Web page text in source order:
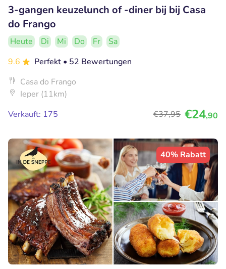
3-gangen keuzelunch of -diner bij bij Casa
do Frango
Heute Di Mi Do Fr
Sa
9.6
Perfekt • 52 Bewertungen
Casa do Frango
Ieper (11km)
Verkauft: 175
€37,95 €24,90
40% Rabatt